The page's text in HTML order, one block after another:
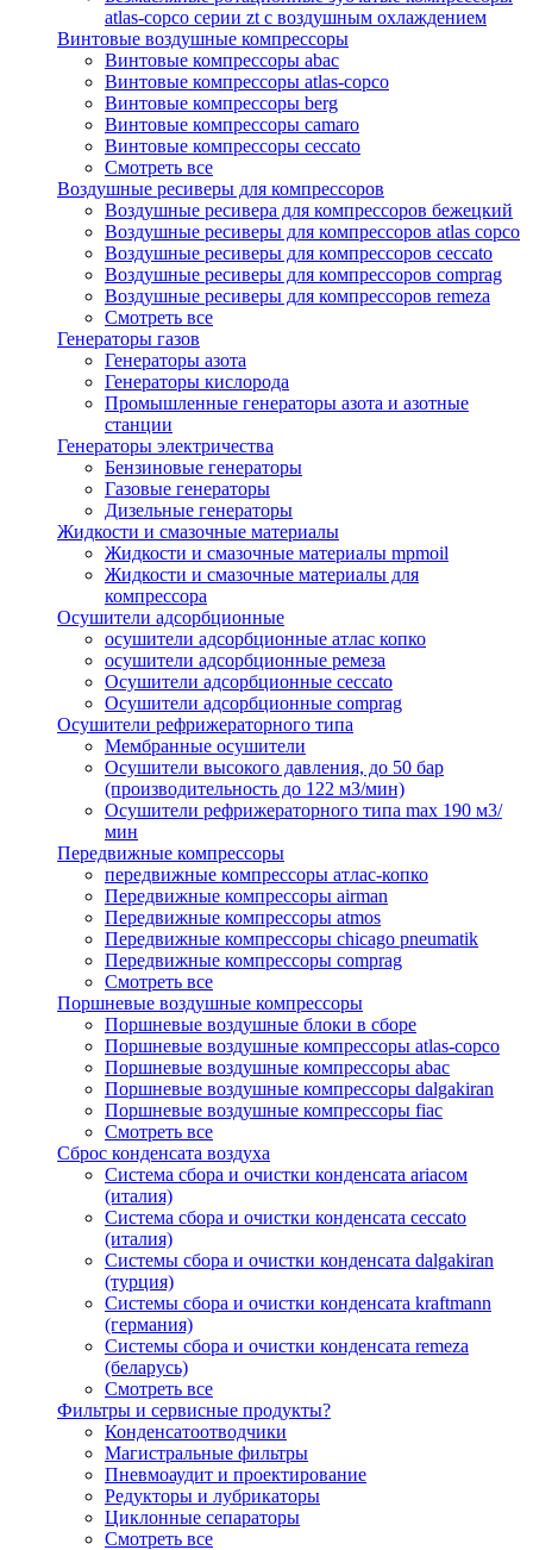
atlas-copco серии zt с воздушным охлаждением
Винтовые воздушные компрессоры
Винтовые компрессоры abac
Винтовые компрессоры atlas-copco
Винтовые компрессоры berg
Винтовые компрессоры camaro
Винтовые компрессоры ceccato
Смотреть все
Воздушные ресиверы для компрессоров
Воздушные ресивера для компрессоров бежецкий
Воздушные ресиверы для компрессоров atlas copco
Воздушные ресиверы для компрессоров ceccato
Воздушные ресиверы для компрессоров comprag
Воздушные ресиверы для компрессоров remeza
Смотреть все
Генераторы газов
Генераторы азота
Генераторы кислорода
Промышленные генераторы азота и азотные
станции
Генераторы электричества
Бензиновые генераторы
Газовые генераторы
Дизельные генераторы
Жидкости и смазочные материалы
Жидкости и смазочные материалы mpmoil
Жидкости и смазочные материалы для
компрессора
Осушители адсорбционные
осушители адсорбционные атлас копко
осушители адсорбционные ремеза
Осушители адсорбционные ceccato
Осушители адсорбционные comprag
Осушители рефрижераторного типа
Мембранные осушители
Осушители высокого давления, до 50 бар
(производительность до 122 м3/мин)
Осушители рефрижераторного типа max 190 м3/
мин
Передвижные компрессоры
передвижные компрессоры атлас-копко
Передвижные компрессоры airman
Передвижные компрессоры atmos
Передвижные компрессоры chicago pneumatik
Передвижные компрессоры comprag
Смотреть все
Поршневые воздушные компрессоры
Поршневые воздушные блоки в сборе
Поршневые воздушные компрессоры atlas-copco
Поршневые воздушные компрессоры abac
Поршневые воздушные компрессоры dalgakiran
Поршневые воздушные компрессоры fiac
Смотреть все
Сброс конденсата воздуха
Система сбора и очистки конденсата ariacом
(италия)
Система сбора и очистки конденсата ceccato
(италия)
Системы сбора и очистки конденсата dalgakiran
(турция)
Системы сбора и очистки конденсата kraftmann
(германия)
Системы сбора и очистки конденсата remeza
(беларусь)
Смотреть все
Фильтры и сервисные продукты?
Конденсатоотводчики
Магистральные фильтры
Пневмоаудит и проектирование
Редукторы и лубрикаторы
Циклонные сепараторы
Смотреть все